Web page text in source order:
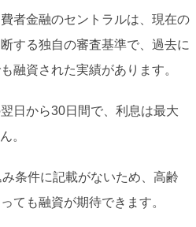
者金融のセントラルは、現在の
する独自の審査基準で、過去に
融資された実績があります。
日から30日間で、利息は最大
。
条件に記載がないため、高齢
ても融資が期待できます。